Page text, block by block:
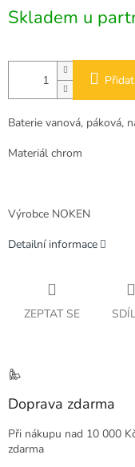
cena:
Skladem u
Baterie vanová, páková,
Materiál chrom
Výrobce NOKEN
Detailní informace
ZEPTAT SE
Doprava zdarma
Při nákupu nad 10 000
zdarma